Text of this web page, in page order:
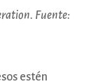
Fuente:
estén